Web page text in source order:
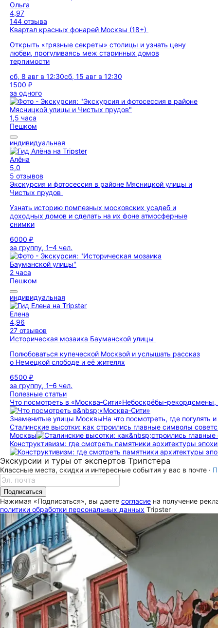
Ольга
4,97
144 отзыва
Квартал красных фонарей Москвы (18+)
Открыть «грязные секреты» столицы и узнать цену
любви, прогуливаясь меж старинных домов
терпимости
сб, 8 авг в 12:30сб, 15 авг в 12:30
1500 ₽
за одного
1,5 часа
Пешком
индивидуальная
Алёна
5,0
5 отзывов
Экскурсия и фотосессия в районе Мясницкой улицы и
Чистых прудов
Узнать историю помпезных московских усадеб и
доходных домов и сделать на их фоне атмосферные
снимки
6000 ₽
за группу, 1–4 чел.
2 часа
Пешком
индивидуальная
Елена
4,96
27 отзывов
Историческая мозаика Бауманской улицы
Полюбоваться купеческой Москвой и услышать рассказ
о Немецкой слободе и её жителях
6500 ₽
за группу, 1–6 чел.
Полезные статьи
Что посмотреть в «Москва‑Сити»Небоскрёбы-рекордсмены,
Знаменитые улицы МосквыНа что посмотреть, где
Сталинские высотки: как строились главные символы
Москвы
Конструктивизм: где смотреть памятники архитектуры
Экскурсии и туры от экспертов Трипстера
Классные места, скидки и интересные события у вас в почте ·
Подписаться
Нажимая «Подписаться», вы даете согласие на получение
политики обработки персональных данных Tripster